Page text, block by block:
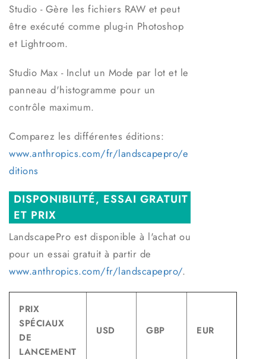
Studio - Gère les fichiers RAW et peut
être exécuté comme plug-in Photoshop
et Lightroom.
Studio Max - Inclut un Mode par lot et le
panneau d'histogramme pour un
contrôle maximum.
Comparez les différentes éditions:
www.anthropics.com/fr/landscapepro/e
ditions
DISPONIBILITÉ, ESSAI GRATUIT
ET PRIX
LandscapePro est disponible à l'achat ou
pour un essai gratuit à partir de
www.anthropics.com/fr/landscapepro/.
PRIX
SPÉCIAUX
DE
LANCEMENT
USD GBP EUR